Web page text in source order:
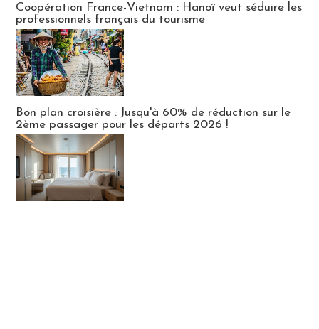
Coopération France-Vietnam : Hanoï veut séduire les
professionnels français du tourisme
Bon plan croisière : Jusqu'à 60% de réduction sur le
2ème passager pour les départs 2026 !